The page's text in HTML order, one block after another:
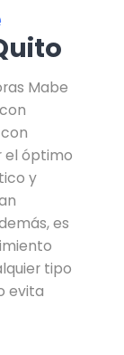
Mabe
el óptimo
y
es
tipo
evita